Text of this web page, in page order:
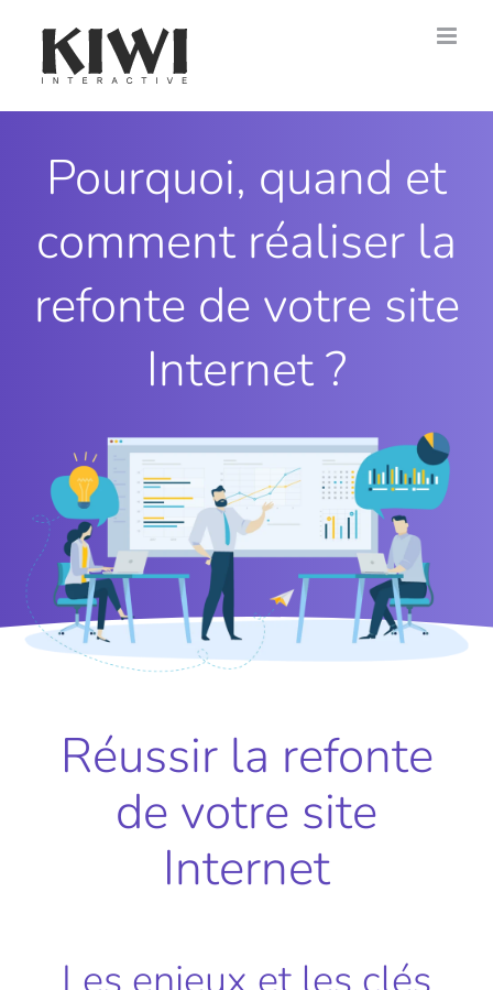
contenu
Pourquoi, quand et
comment réaliser la
refonte de votre site
Internet ?
Réussir la refonte
de votre site
Internet